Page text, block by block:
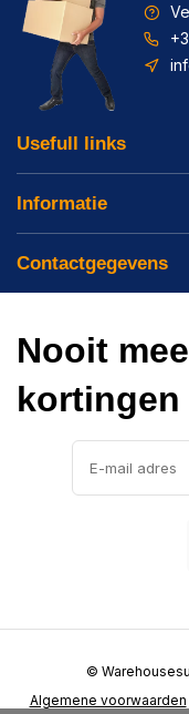
Usefull links
Informatie
Contactgegevens
Nooit
kortingen
Algemene voorwaarden
©